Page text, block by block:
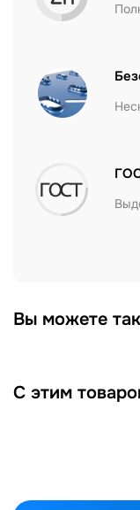
Вы можете
С этим